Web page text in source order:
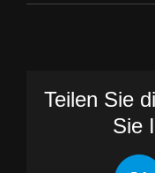
Teilen Sie
Sie